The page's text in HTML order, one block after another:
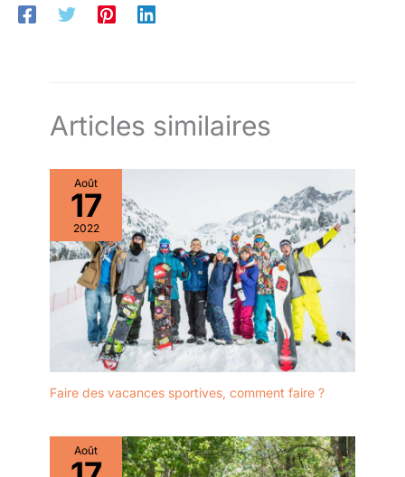
Articles similaires
Août
17
2022
Faire des vacances sportives, comment faire ?
Août